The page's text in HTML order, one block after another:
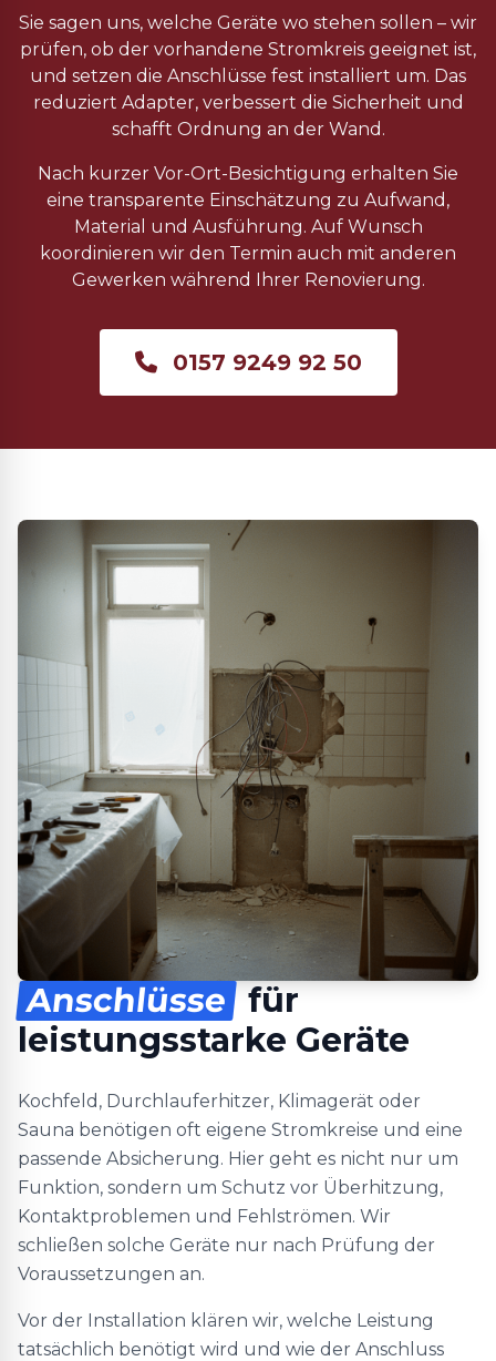
Sie sagen uns, welche Geräte wo stehen sollen – wir
prüfen, ob der vorhandene Stromkreis geeignet ist,
und setzen die Anschlüsse fest installiert um. Das
reduziert Adapter, verbessert die Sicherheit und
schafft Ordnung an der Wand.
Nach kurzer Vor-Ort-Besichtigung erhalten Sie
eine transparente Einschätzung zu Aufwand,
Material und Ausführung. Auf Wunsch
koordinieren wir den Termin auch mit anderen
Gewerken während Ihrer Renovierung.
0157 9249 92 50
Anschlüsse für
leistungsstarke Geräte
Kochfeld, Durchlauferhitzer, Klimagerät oder
Sauna benötigen oft eigene Stromkreise und eine
passende Absicherung. Hier geht es nicht nur um
Funktion, sondern um Schutz vor Überhitzung,
Kontaktproblemen und Fehlströmen. Wir
schließen solche Geräte nur nach Prüfung der
Voraussetzungen an.
Vor der Installation klären wir, welche Leistung
tatsächlich benötigt wird und wie der Anschluss